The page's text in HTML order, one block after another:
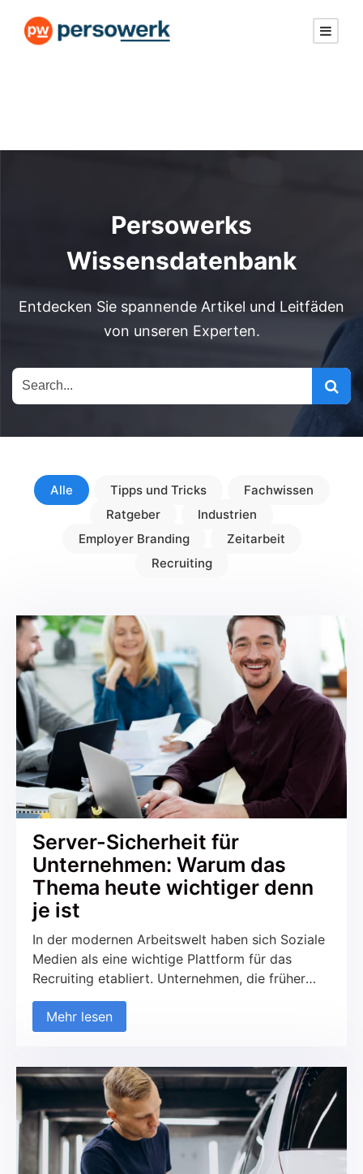
Persowerks
Wissensdatenbank
Entdecken Sie spannende Artikel und Leitfäden
von unseren Experten.
Alle Tipps und Tricks
Fachwissen
Ratgeber
Industrien
Employer Branding
Zeitarbeit
Recruiting
Server-Sicherheit für
Unternehmen: Warum das
Thema heute wichtiger denn
je ist
In der modernen Arbeitswelt haben sich Soziale
Medien als eine wichtige Plattform für das
Recruiting etabliert. Unternehmen, die früher
ausschließlich auf traditionelle Kanäle wie
Jobportale und Printmedien gesetzt haben,
nutzen zunehmend soziale Netzwerke, um neue
Kandidaten in Kontakt zu treten. Diese
Entwicklung betrifft sowohl den B2C- als auch
den B2B-Bereich. Aber was macht das
Recruiting über Soziale Medien so erfolgreich
und worauf sollte geachtet werden?
Mehr lesen